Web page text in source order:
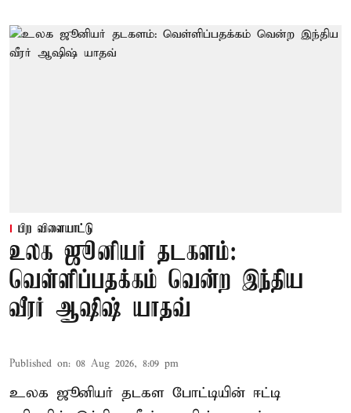
பிற விளையாட்டு
உலக ஜூனியர் தடகளம்:
வெள்ளிப்பதக்கம் வென்ற இந்திய
வீரர் ஆஷிஷ் யாதவ்
Published on: 08 Aug 2026, 8:09 pm
உலக ஜூனியர் தடகள போட்டியின் ஈட்டி